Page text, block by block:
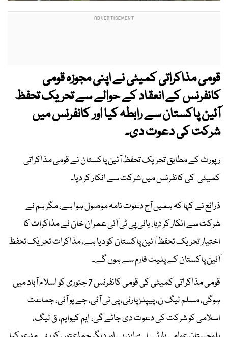
قومی مذاکراتی کمیٹی نے اپنی مجوزہ قومی
کانفرنس کے انعقاد کے حوالے سے تحریک تحفظ
آئین پاکستان سے رابطہ کیا اور کانفرنس میں
شرکت کی دعوت دی۔
رپورٹ کے مطابق تحریک تحفظ آئین پاکستان نے قومی مذاکراتی
کمیٹی کی کانفرنس میں شرکت سے انکار کر دیا۔
ذرائع نے کہا کہ ہمیں آج دعوت نامہ موصول ہوا ہے، مگر ہم نے
شرکت سے انکار کر دیا، بانی پی ٹی آئی عمران خان نے مذاکرات کا
اختیار تحریک تحفظ آئین پاکستان کو دیا ہے، مذاکرات تحریک تحفظ
آئین پاکستان کے پلیٹ فارم سے ہوں گے۔
قومی مذاکراتی کمیٹی کی قومی کانفرنس 7 جنوری کو اسلام آباد میں
ہوگی، مسلم لیگ ن، پیپلز پارٹی، پی ٹی آئی، جے یو آئی، جماعت
اسلامی کو شرکت کی دعوت دی جائے گی، ایم کیوایم، ق لیگ،